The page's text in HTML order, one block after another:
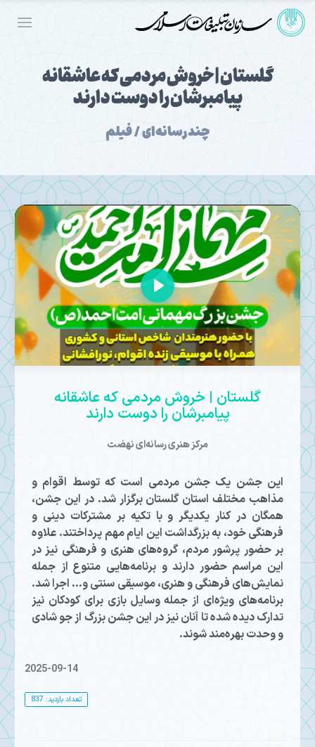
گلستان | خروش مردمی که عاشقانه
پیامبرشان را دوست دارند
چندرسانه‌ای / فیلم
Mute
Play
گلستان | خروش مردمی که عاشقانه
پیامبرشان را دوست دارند
مرکز هنری رسانه‌ای نهضت
این جشن یک جشن مردمی است که توسط اقوام و
مذاهب مختلف استان گلستان برگزار شد. در این جشن،
همگان در کنار یکدیگر و با تکیه بر مشترکات دینی و
فرهنگی خود، به بزرگداشت این ایام مهم پرداختند. علاوه
بر حضور پرشور مردم، گروه‌های هنری و فرهنگی نیز در
این مراسم حضور دارند و برنامه‌هایی متنوع از جمله
نمایش‌های فرهنگی و هنری، موسیقی سنتی و… اجرا شد.
برنامه‌های ویژه‌ای از جمله وسایل بازی برای کودکان نیز
تدارک دیده شده تا آنان نیز در این جشن بزرگ از جو شادی
و وحدت بهره‌مند شوند.
2025-09-14
تعداد بازدید: 837